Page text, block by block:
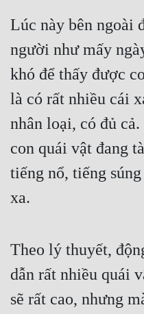
Lúc này bên ngoài
người như mấy
khó để thấy được
là có rất nhiều cái
nhân loại, có đủ
con quái vật đang
tiếng nổ, tiếng
xa.
Theo lý thuyết,
dẫn rất nhiều quái
sẽ rất cao, nhưng